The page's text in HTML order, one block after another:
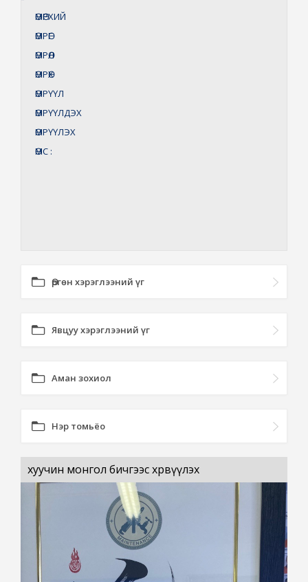
ӨМӨРХИЙ
ӨМРӨГ
ӨМРӨЛ
ӨМРӨХ
ӨМРҮҮЛ
ӨМРҮҮЛДЭХ
ӨМРҮҮЛЭХ
ӨМС :
Өргөн хэрэглээний үг
Явцуу хэрэглээний үг
Аман зохиол
Нэр томьёо
хуучин монгол бичгээс хөрвүүлэх